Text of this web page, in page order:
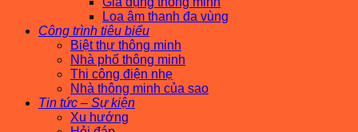
Loa âm thanh đa vùng
Công trình tiêu biểu
Biệt thự thông minh
Nhà phố thông minh
Thi công điện nhẹ
Nhà thông minh của sao
Tin tức – Sự kiện
Xu hướng